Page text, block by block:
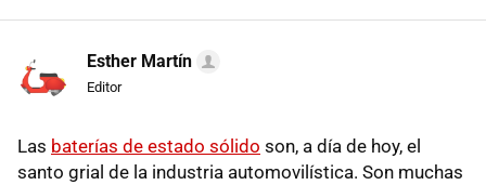
Esther Martín
Editor
Las baterías de estado sólido son, a día de hoy, el
santo grial de la industria automovilística. Son muchas